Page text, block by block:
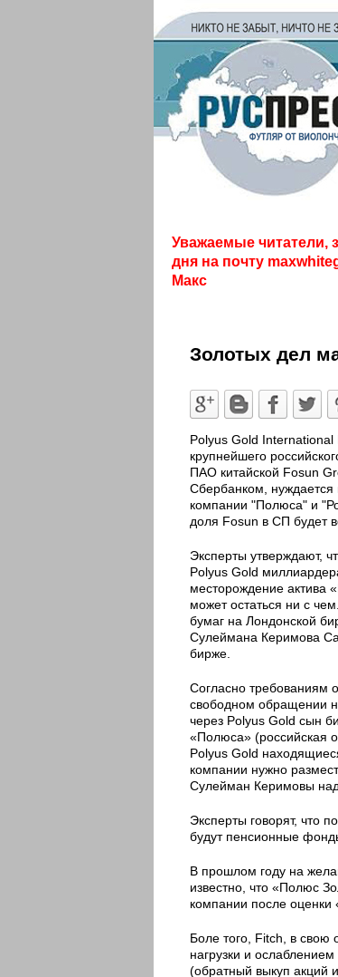
Уважаемые читатели,
дня на почту
Макс
Золотых дел
Polyus Gold
крупнейшего
ПАО китайской Fosun
Сбербанком, нуждается
компании "Полюса" и
доля Fosun в СП будет
Эксперты утверждают,
Polyus Gold
месторождение актива
может остаться ни с
бумаг на Лондонской
Сулеймана Керимова
бирже.
Согласно требованиям
свободном обращении
через Polyus Gold сын
«Полюса» (российская
Polyus Gold
компании нужно
Сулейман Керимовы
Эксперты говорят, что
будут пенсионные
В прошлом году на
известно, что «Полюс
компании после оценки
Боле того, Fitch, в свою
нагрузки и
(обратный выкуп акций